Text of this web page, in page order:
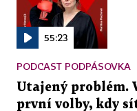
55:23
PODCAST PODPÁSOVKA
Utajený problém.
první volby, kdy